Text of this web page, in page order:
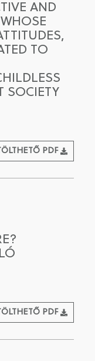
AND
TO
SOCIETY
PDF
PDF